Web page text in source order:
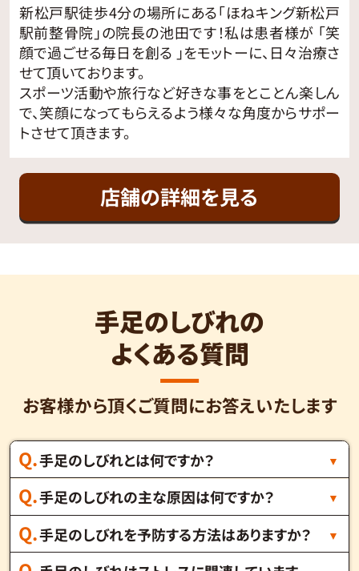
新松戸駅徒歩4分の場所にある「ほねキング新松戸
駅前整骨院」の院長の池田です！私は患者様が 「笑
顔で過ごせる毎日を創る 」をモットーに、日々治療さ
せて頂いております。
スポーツ活動や旅行など好きな事をとことん楽しん
で、笑顔になってもらえるよう様々な角度からサポー
トさせて頂きます。
店舗の詳細を見る
手足のしびれの
よくある質問
お客様から頂くご質問にお答えいたします
手足のしびれとは何ですか？
手足のしびれの主な原因は何ですか？
手足のしびれを予防する方法はありますか？